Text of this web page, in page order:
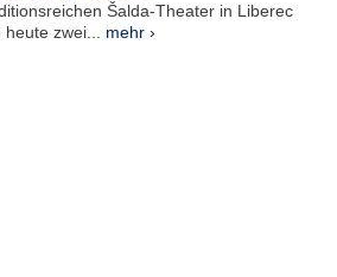
Šalda-Theater in Liberec
zwei... mehr ›